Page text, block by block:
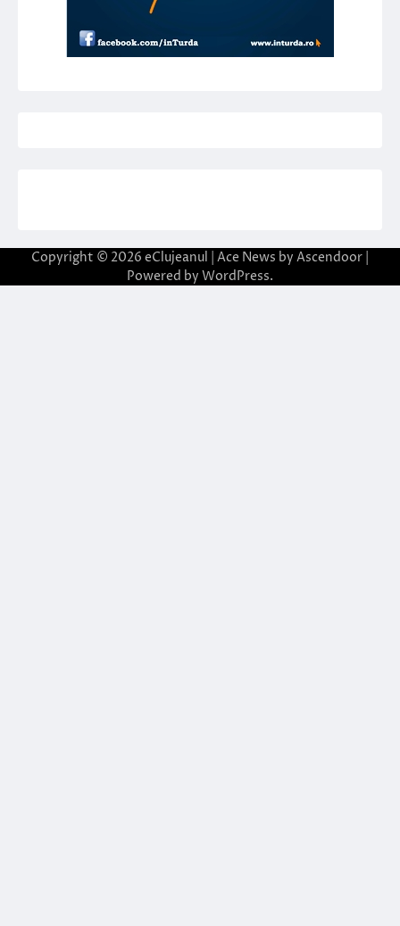
Copyright © 2026 eClujeanul | Ace News by Ascendoor
Powered by WordPress.